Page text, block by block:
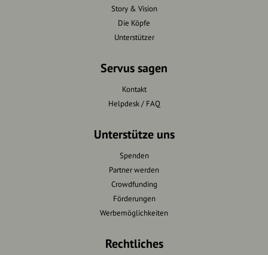
Story & Vision
Die Köpfe
Unterstützer
Servus sagen
Kontakt
Helpdesk / FAQ
Unterstütze uns
Spenden
Partner werden
Crowdfunding
Förderungen
Werbemöglichkeiten
Rechtliches